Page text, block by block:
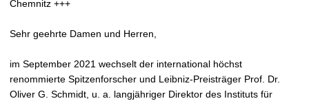
Chemnitz +++
Sehr geehrte Damen und Herren,
im September 2021 wechselt der international höchst
renommierte Spitzenforscher und Leibniz-Preisträger Prof. Dr.
Oliver G. Schmidt, u. a. langjähriger Direktor des Instituts für